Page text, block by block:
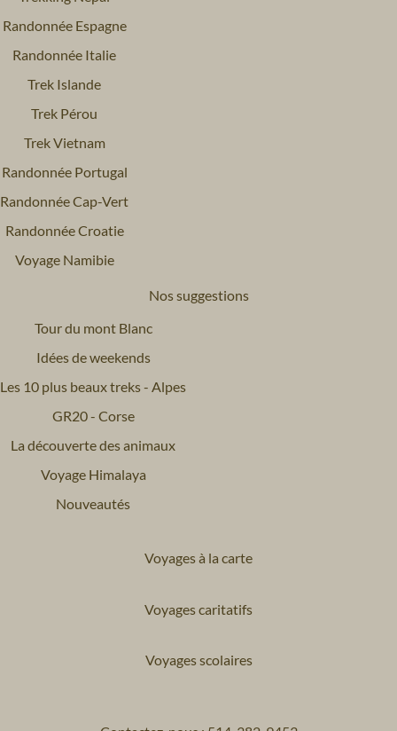
Randonnée Espagne
Randonnée Italie
Trek Islande
Trek Pérou
Trek Vietnam
Randonnée Portugal
Randonnée Cap-Vert
Randonnée Croatie
Voyage Namibie
Nos suggestions
Tour du mont Blanc
Idées de weekends
Les 10 plus beaux treks - Alpes
GR20 - Corse
La découverte des animaux
Voyage Himalaya
Nouveautés
Voyages à la carte
Voyages caritatifs
Voyages scolaires